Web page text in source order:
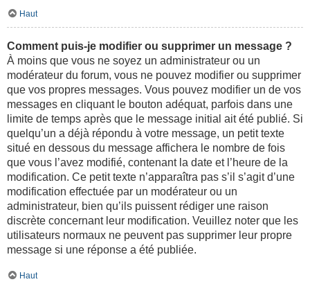
Haut
Comment puis-je modifier ou supprimer un message ?
À moins que vous ne soyez un administrateur ou un
modérateur du forum, vous ne pouvez modifier ou supprimer
que vos propres messages. Vous pouvez modifier un de vos
messages en cliquant le bouton adéquat, parfois dans une
limite de temps après que le message initial ait été publié. Si
quelqu’un a déjà répondu à votre message, un petit texte
situé en dessous du message affichera le nombre de fois
que vous l’avez modifié, contenant la date et l’heure de la
modification. Ce petit texte n’apparaîtra pas s’il s’agit d’une
modification effectuée par un modérateur ou un
administrateur, bien qu’ils puissent rédiger une raison
discrète concernant leur modification. Veuillez noter que les
utilisateurs normaux ne peuvent pas supprimer leur propre
message si une réponse a été publiée.
Haut